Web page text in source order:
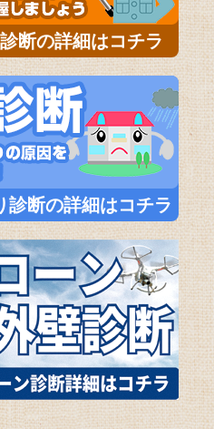
断の詳細はコチラ
断の詳細はコチラ